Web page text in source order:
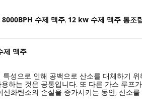
수제 맥주, 12 kw 수제 맥주 통조
제 맥주
성으로 인해 공백으로 산소를 대체하기
하는 것은 공통입니다. 또 다른 가스 루
화탄소의 손실을 증가시키는 동안, 산